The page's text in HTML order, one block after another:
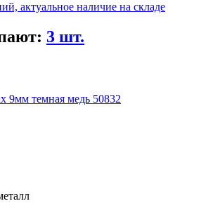
актуальное наличие на складе
3 шт.
9мм темная медь 50832